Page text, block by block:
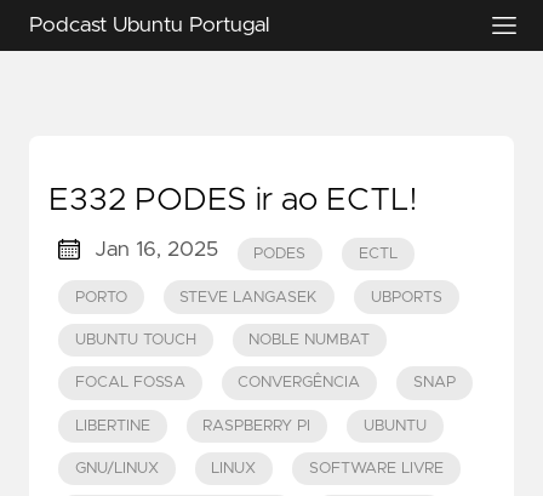
Podcast Ubuntu Portugal
E332 PODES ir ao ECTL!
Jan 16, 2025 PODES ECTL
PORTO STEVE LANGASEK UBPORTS
UBUNTU TOUCH NOBLE NUMBAT
FOCAL FOSSA CONVERGÊNCIA SNAP
LIBERTINE RASPBERRY PI UBUNTU
GNU/LINUX LINUX SOFTWARE LIVRE